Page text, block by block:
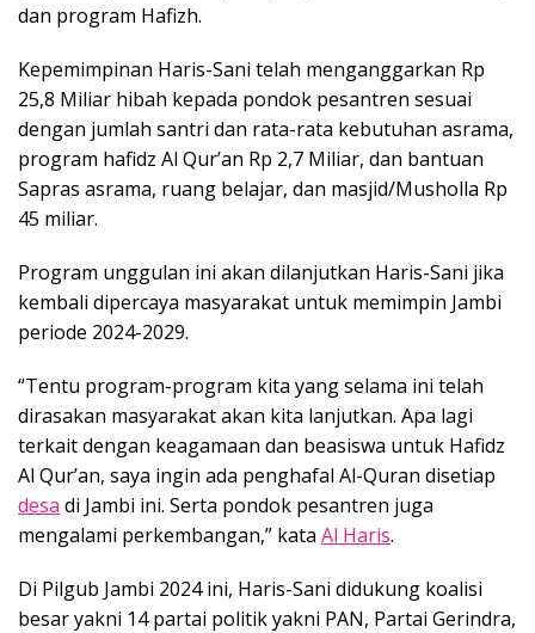
dan program Hafizh.
Kepemimpinan Haris-Sani telah menganggarkan Rp
25,8 Miliar hibah kepada pondok pesantren sesuai
dengan jumlah santri dan rata-rata kebutuhan asrama,
program hafidz Al Qur’an Rp 2,7 Miliar, dan bantuan
Sapras asrama, ruang belajar, dan masjid/Musholla Rp
45 miliar.
Program unggulan ini akan dilanjutkan Haris-Sani jika
kembali dipercaya masyarakat untuk memimpin Jambi
periode 2024-2029.
“Tentu program-program kita yang selama ini telah
dirasakan masyarakat akan kita lanjutkan. Apa lagi
terkait dengan keagamaan dan beasiswa untuk Hafidz
Al Qur’an, saya ingin ada penghafal Al-Quran disetiap
desa di Jambi ini. Serta pondok pesantren juga
mengalami perkembangan,” kata Al Haris.
Di Pilgub Jambi 2024 ini, Haris-Sani didukung koalisi
besar yakni 14 partai politik yakni PAN, Partai Gerindra,